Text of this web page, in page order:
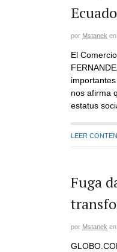
por Mstanek en
El
nos afirma
estatus
LEER
Fuga
por Mstanek en